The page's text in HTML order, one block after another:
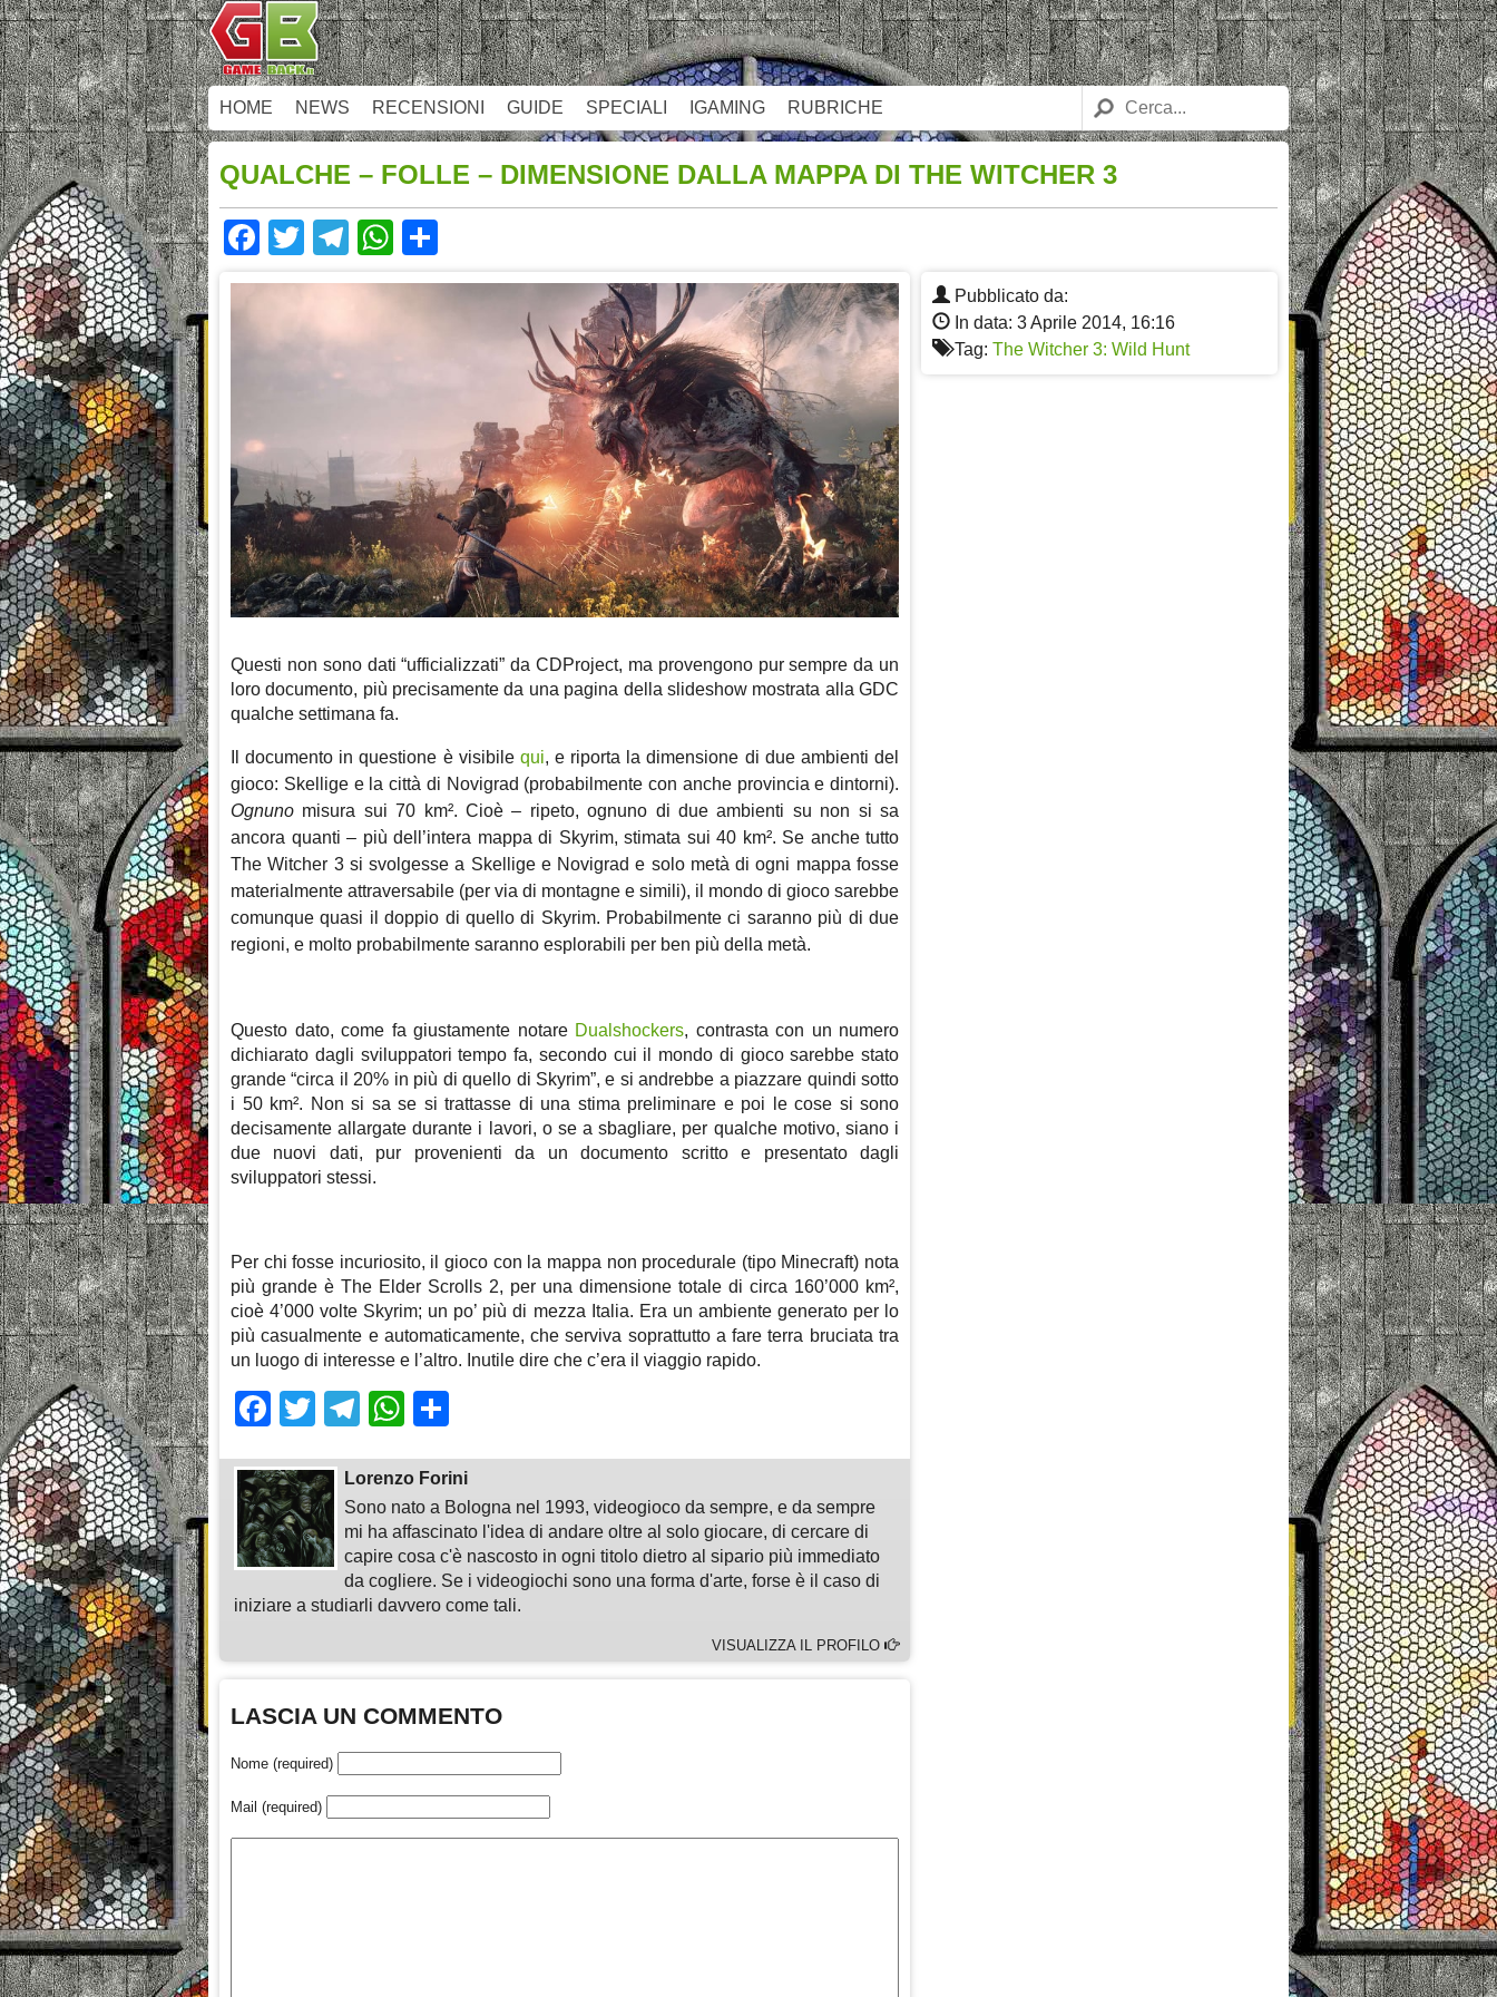
HOME NEWS RECENSIONI GUIDE SPECIALI IGAMING RUBRICHE
QUALCHE – FOLLE – DIMENSIONE DALLA MAPPA DI THE WITCHER 3
Facebook
TwitterTelegram
WhatsApp
Pubblicato da:
In data: 3 Aprile 2014, 16:16
Tag: The Witcher 3: Wild Hunt
Questi non sono dati “ufficializzati” da CDProject, ma provengono pur sempre da un
loro documento, più precisamente da una pagina della slideshow mostrata alla GDC
qualche settimana fa.
Il documento in questione è visibile qui, e riporta la dimensione di due ambienti del
gioco: Skellige e la città di Novigrad (probabilmente con anche provincia e dintorni).
Ognuno misura sui 70 km². Cioè – ripeto, ognuno di due ambienti su non si sa
ancora quanti – più dell’intera mappa di Skyrim, stimata sui 40 km². Se anche tutto
The Witcher 3 si svolgesse a Skellige e Novigrad e solo metà di ogni mappa fosse
materialmente attraversabile (per via di montagne e simili), il mondo di gioco sarebbe
comunque quasi il doppio di quello di Skyrim. Probabilmente ci saranno più di due
regioni, e molto probabilmente saranno esplorabili per ben più della metà.
Questo dato, come fa giustamente notare Dualshockers, contrasta con un numero
dichiarato dagli sviluppatori tempo fa, secondo cui il mondo di gioco sarebbe stato
grande “circa il 20% in più di quello di Skyrim”, e si andrebbe a piazzare quindi sotto
i 50 km². Non si sa se si trattasse di una stima preliminare e poi le cose si sono
decisamente allargate durante i lavori, o se a sbagliare, per qualche motivo, siano i
due nuovi dati, pur provenienti da un documento scritto e presentato dagli
sviluppatori stessi.
Per chi fosse incuriosito, il gioco con la mappa non procedurale (tipo Minecraft) nota
più grande è The Elder Scrolls 2, per una dimensione totale di circa 160’000 km²,
cioè 4’000 volte Skyrim; un po’ più di mezza Italia. Era un ambiente generato per lo
più casualmente e automaticamente, che serviva soprattutto a fare terra bruciata tra
un luogo di interesse e l’altro. Inutile dire che c’era il viaggio rapido.
Facebook
TwitterTelegram
WhatsApp
Lorenzo Forini
Sono nato a Bologna nel 1993, videogioco da sempre, e da sempre
mi ha affascinato l'idea di andare oltre al solo giocare, di cercare di
capire cosa c'è nascosto in ogni titolo dietro al sipario più immediato
da cogliere. Se i videogiochi sono una forma d'arte, forse è il caso di
iniziare a studiarli davvero come tali.
VISUALIZZA IL PROFILO
LASCIA UN COMMENTO
Nome (required)
Mail (required)